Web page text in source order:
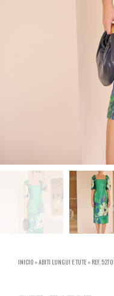
INICIO »ABITI LUNGUI E TUTE » REF.